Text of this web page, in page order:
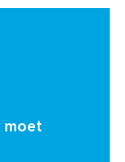
moet